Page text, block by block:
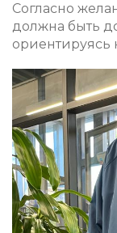
Согласно
должна быть
ориентируясь